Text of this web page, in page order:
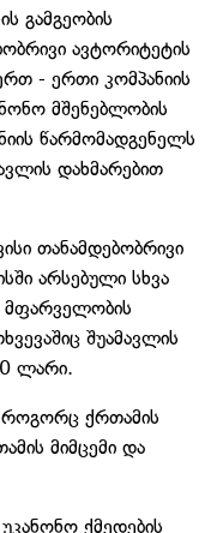
გამგეობის
ავტორიტეტის
- ერთი კომპანიის
მშენებლობის
წარმომადგენელს
დახმარებით
თანამდებობრივი
არსებული სხვა
მფარველობის
შუამავლის
ლარი.
როგორც ქრთამის
მიმცემი და
ქმედების